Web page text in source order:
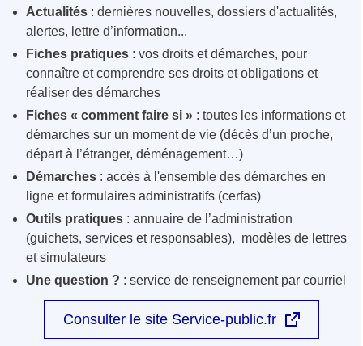
Actualités : dernières nouvelles, dossiers d'actualités,
alertes, lettre d’information...
Fiches pratiques : vos droits et démarches, pour
connaître et comprendre ses droits et obligations et
réaliser des démarches
Fiches « comment faire si » : toutes les informations et
démarches sur un moment de vie (décès d’un proche,
départ à l’étranger, déménagement…)
Démarches : accès à l'ensemble des démarches en
ligne et formulaires administratifs (cerfas)
Outils pratiques : annuaire de l’administration
(guichets, services et responsables), modèles de lettres
et simulateurs
Une question ? : service de renseignement par courriel
Consulter le site Service-public.fr